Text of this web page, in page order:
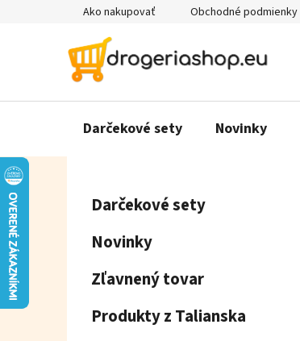
Ako nakupovať Obchodné podmienky
Darčekové sety Novinky
Preskočiť
kategórie
Darčekové sety
Novinky
Zľavnený tovar
Produkty z Talianska